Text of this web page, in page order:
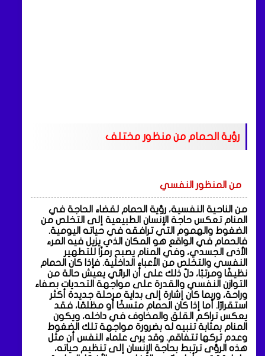
رؤية الحمام من منظور مختلف
من المنظور النفسي
من الناحية النفسية، رؤية الحمام لقضاء الحاجة في
المنام تعكس حاجة الإنسان الطبيعية إلى التخلص من
الضغوط والهموم التي ترافقه في حياته اليومية.
فالحمام في الواقع هو المكان الذي يزيل فيه المرء
الأذى الجسدي، وفي المنام يصبح رمزًا للتطهير
النفسي والتخلص من الأعباء الداخلية. فإذا كان الحمام
نظيفًا ومرتبًا، دلّ ذلك على أن الرائي يعيش حالة من
التوازن النفسي والقدرة على مواجهة التحديات بصفاء
وراحة، وربما كان إشارة إلى بداية مرحلة جديدة أكثر
استقرارًا. أما إذا كان الحمام متسخًا أو مظلمًا، فقد
يعكس تراكم القلق والمخاوف في داخله، ويكون
المنام بمثابة تنبيه له بضرورة مواجهة تلك الضغوط
وعدم تركها تتفاقم. وقد يرى علماء النفس أن مثل
هذه الرؤى ترتبط بحاجة الإنسان إلى تنظيم حياته،